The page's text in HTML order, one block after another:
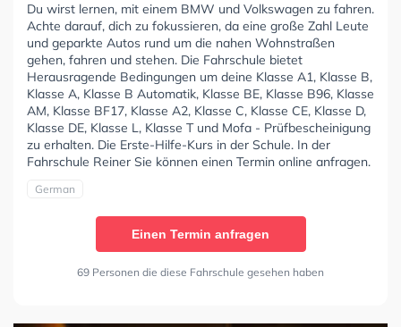
Du wirst lernen, mit einem BMW und Volkswagen zu fahren.
Achte darauf, dich zu fokussieren, da eine große Zahl Leute
und geparkte Autos rund um die nahen Wohnstraßen
gehen, fahren und stehen. Die Fahrschule bietet
Herausragende Bedingungen um deine Klasse A1, Klasse B,
Klasse A, Klasse B Automatik, Klasse BE, Klasse B96, Klasse
AM, Klasse BF17, Klasse A2, Klasse C, Klasse CE, Klasse D,
Klasse DE, Klasse L, Klasse T und Mofa - Prüfbescheinigung
zu erhalten. Die Erste-Hilfe-Kurs in der Schule. In der
Fahrschule Reiner Sie können einen Termin online anfragen.
German
Einen Termin anfragen
69 Personen die diese Fahrschule gesehen haben